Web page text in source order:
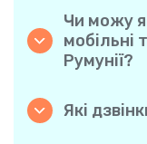
для всіх
відчуття,
одному
Чи можу
мобільні
Румунії?
Які